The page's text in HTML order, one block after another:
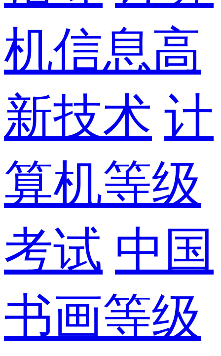
机信息高
新技术 计
算机等级
考试 中国
书画等级